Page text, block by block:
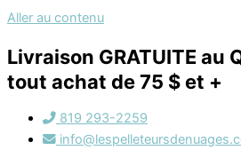
Aller au contenu
Livraison GRATUITE au
tout achat de 75 $ et +
819 293-2259